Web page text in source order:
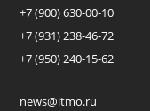
+7 (900) 630-00-10
+7 (931) 238-46-72
+7 (950) 240-15-62
news@itmo.ru